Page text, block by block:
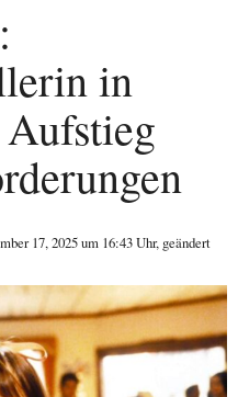
in
17, 2025um 16:43 Uhr, geändert